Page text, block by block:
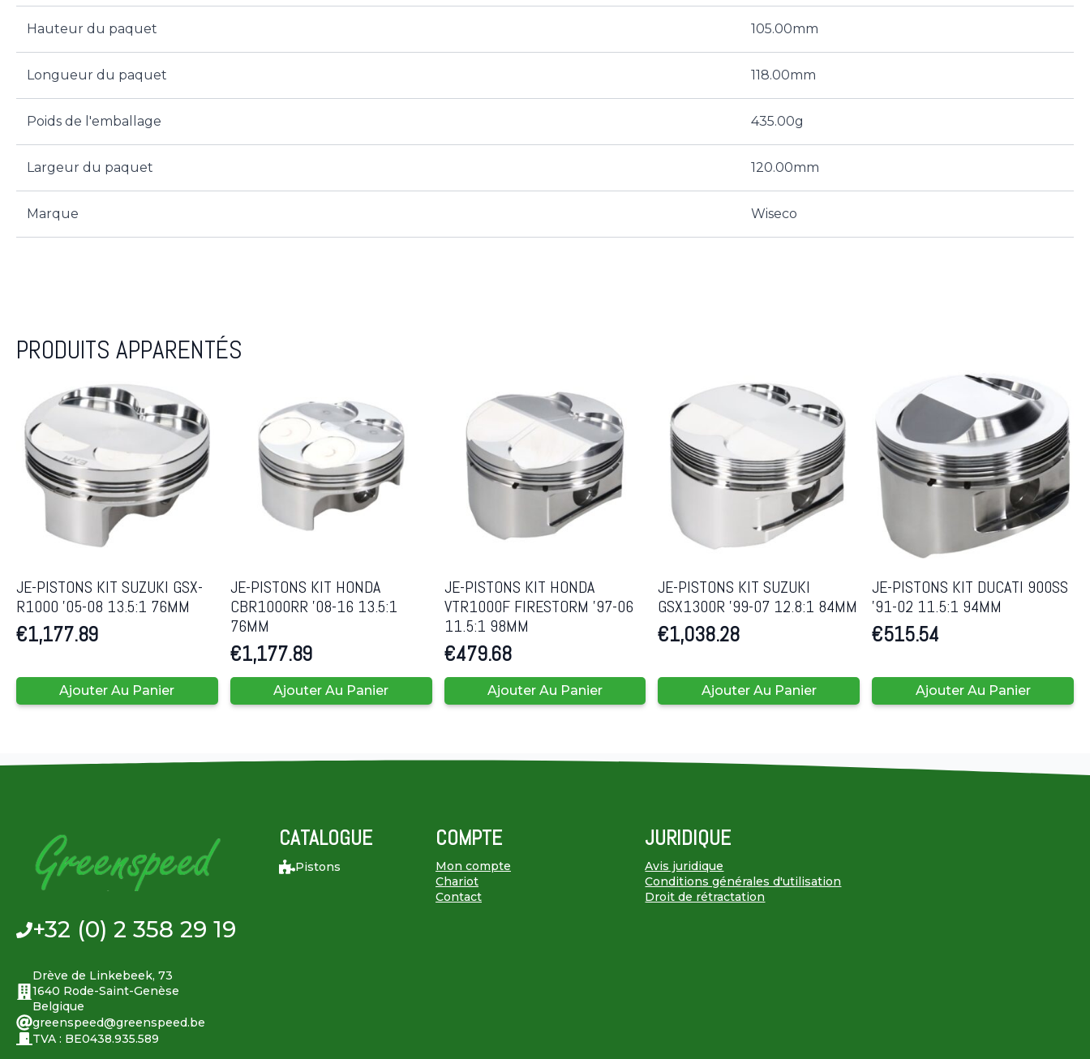
Hauteur du paquet 105.00mm
Longueur du paquet 118.00mm
Poids de l'emballage 435.00g
Largeur du paquet 120.00mm
Marque Wiseco
PRODUITS APPARENTÉS
JE-PISTONS KIT SUZUKI GSX-
R1000 ’05-08 13.5:1 76MM
€1,177.89
Ajouter Au Panier
JE-PISTONS KIT HONDA
CBR1000RR ’08-16 13.5:1
76MM
€1,177.89
Ajouter Au Panier
JE-PISTONS KIT HONDA
VTR1000F FIRESTORM ’97-06
11.5:1 98MM
€479.68
Ajouter Au Panier
JE-PISTONS KIT SUZUKI
GSX1300R ’99-07 12.8:1 84MM
€1,038.28
Ajouter Au Panier
JE-PISTONS KIT DUCATI 900SS
’91-02 11.5:1 94MM
€515.54
Ajouter Au Panier
+32 (0) 2 358 29 19
Drève de Linkebeek, 73
1640 Rode-Saint-Genèse
Belgique
greenspeed@greenspeed.be
TVA : BE0438.935.589
CATALOGUE
Pistons
COMPTE
Mon compte
Chariot
Contact
JURIDIQUE
Avis juridique
Conditions générales d'utilisation
Droit de rétractation